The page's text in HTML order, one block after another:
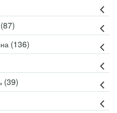
(87)
(136)
(39)